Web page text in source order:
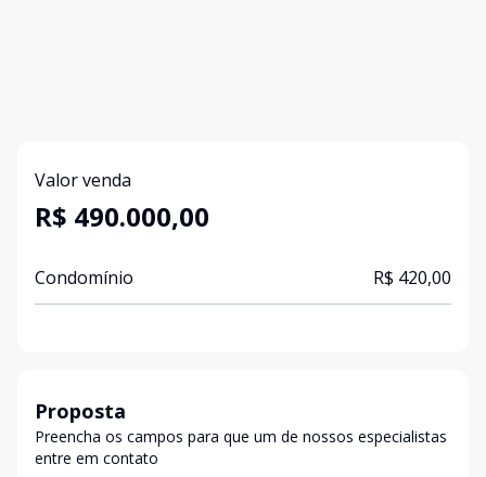
Valor venda
R$ 490.000,00
Condomínio R$ 420,00
Proposta
Preencha os campos para que um de nossos especialistas
entre em contato